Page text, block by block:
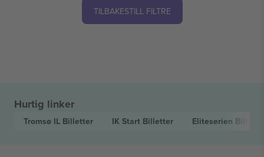
TILBAKESTILL FILTRE
Hurtig linker
Tromsø IL Billetter IK Start Billetter Eliteserien